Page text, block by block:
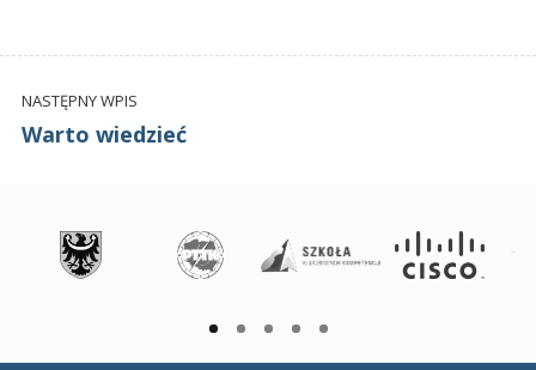
NASTĘPNY WPIS
Warto wiedzieć